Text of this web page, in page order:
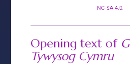
NC-SA 4.0.
Opening text of
Tywysog Cymru